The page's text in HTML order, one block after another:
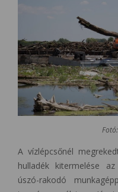
A vízlépcsőnél
hulladék kitermelése
úszó-rakodó